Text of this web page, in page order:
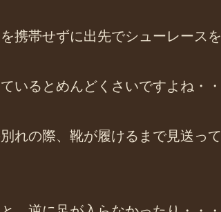
携帯せずに出先でシューレース
いるとめんどくさいですよね・・
れの際、靴が履けるまで見送っ